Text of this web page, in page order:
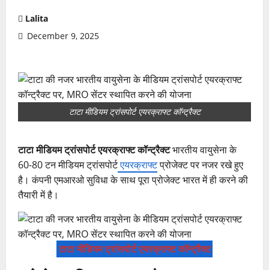
Lalita
December 9, 2025
टाटा मीडियम ट्रांसपोर्ट एयरक्राफ्ट कॉन्ट्रैक्ट
टाटा मीडियम ट्रांसपोर्ट एयरक्राफ्ट कॉन्ट्रैक्टभारतीय वायुसेना के
60-80 टन मीडियम ट्रांसपोर्टएयरक्राफ्टप्रोजेक्ट पर नजर रखे हुए
है। कंपनी एमआरओ सुविधा के साथ पूरा प्रोजेक्ट भारत में ही करने की
तैयारी में है।
टाटा मीडियम ट्रांसपोर्ट एयरक्राफ्ट कॉन्ट्रैक्ट